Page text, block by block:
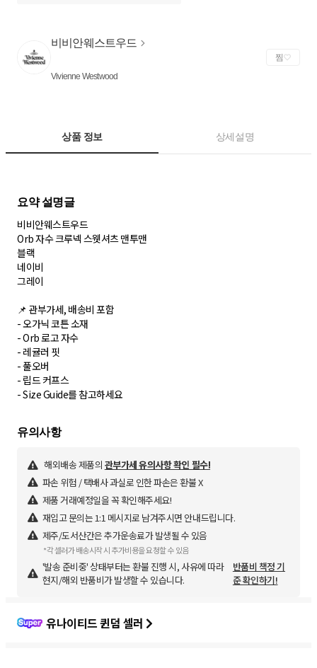
비비안웨스트우드
Vivienne Westwood
찜
상품 정보 상세설명
요약 설명글
비비안웨스트우드
Orb 자수 크루넥 스웻셔츠 맨투맨
블랙
네이비
그레이
📌 관부가세, 배송비 포함
- 오가닉 코튼 소재
- Orb 로고 자수
- 레귤러 핏
- 풀오버
- 립드 커프스
- Size Guide를 참고하세요
유의사항
해외배송 제품의 관부가세 유의사항 확인 필수!
파손 위험 / 택배사 과실로 인한 파손은 환불 X
제품 거래예정일을 꼭 확인해주세요!
재입고 문의는 1:1 메시지로 남겨주시면 안내드립니다.
제주/도서산간은 추가운송료가 발생될 수 있음
*각 셀러가 배송시작 시 추가비용을 요청할 수 있음
'발송 준비중' 상태부터는 환불 진행 시, 사유에 따라
현지/해외 반품비가 발생할 수 있습니다.
반품비 책정 기
준 확인하기!
유나이티드 퀸덤 셀러